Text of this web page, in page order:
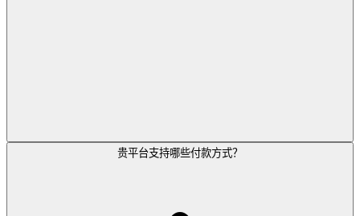
贵平台支持哪些付款方式？